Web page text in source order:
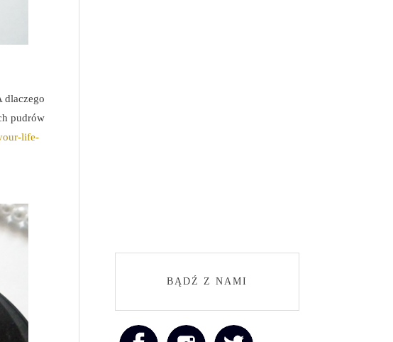
dlaczego
pudrów
life-
BĄDŹ Z NAMI